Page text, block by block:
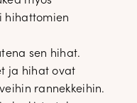
hihattomien
sen hihat.
ja hihat ovat
rannekkeihin.